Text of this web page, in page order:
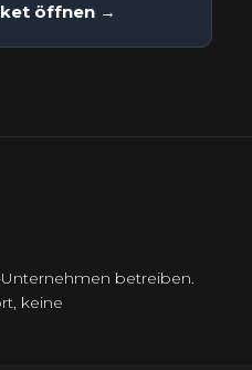
öffnen →
betreiben.
keine